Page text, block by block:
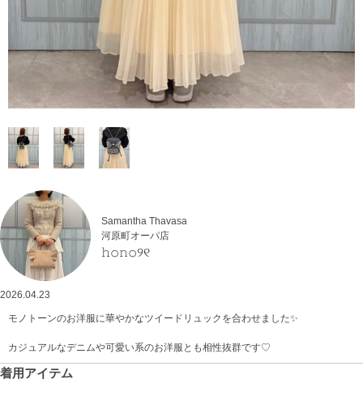
Samantha Thavasa
河原町オーパ店
𝚑𝚘𝚗𝚘୨୧
2026.04.23
モノトーンのお洋服に華やかなツイードリュックを合わせました✨
カジュアルなデニムや可愛い系のお洋服とも相性抜群です♡
着用アイテム